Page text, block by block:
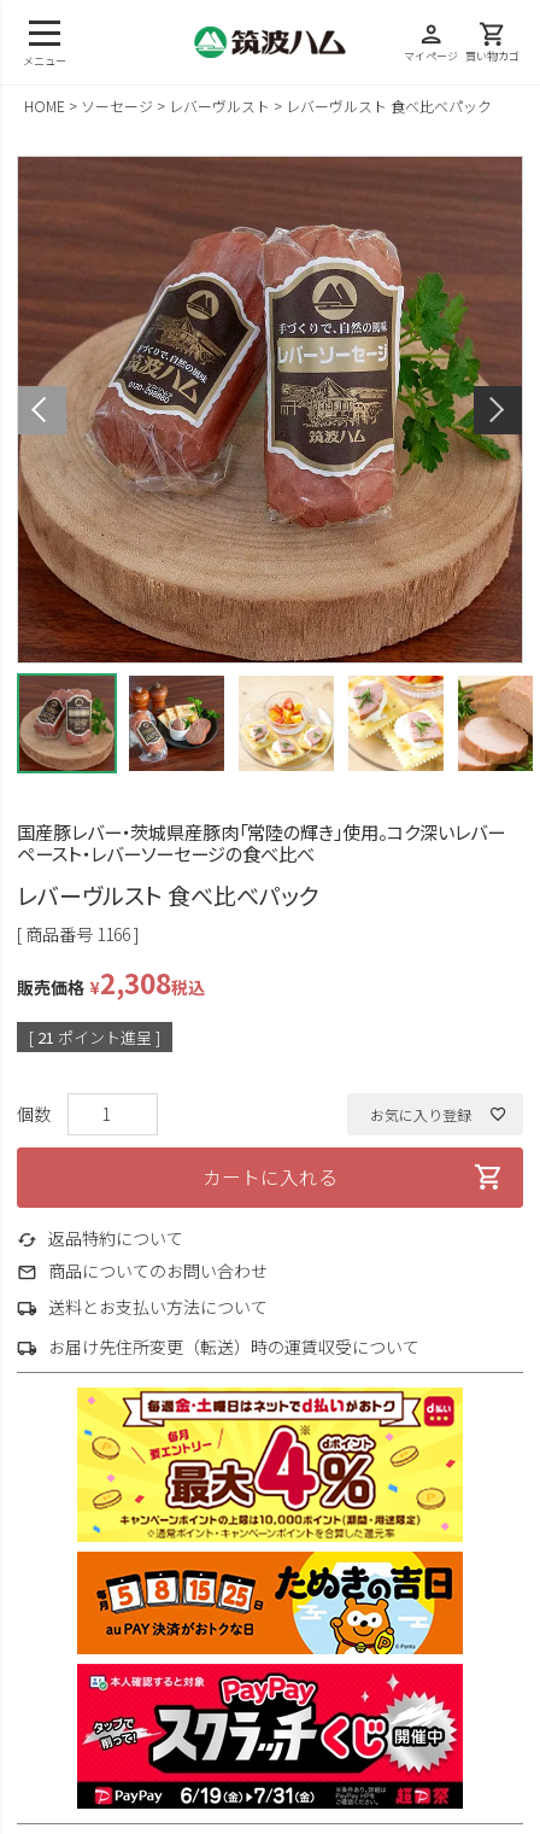
メニュー
person
マイページ
shopping_cart
買い物カゴ
HOME ソーセージ レバーヴルスト レバーヴルスト 食べ比べパック
国産豚レバー・茨城県産豚肉「常陸の輝き」使用。コク深いレバー
ペースト・レバーソーセージの食べ比べ
レバーヴルスト 食べ比べパック
商品番号 1166
販売価格 ¥2,308税込
[ 21 ポイント進呈 ]
お気に入り登録
カートに入れる
返品特約について
商品についてのお問い合わせ
送料とお支払い方法について
お届け先住所変更（転送）時の運賃収受について